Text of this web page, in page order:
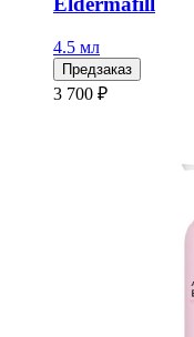
4.5 мл
Предзаказ
3 700 ₽